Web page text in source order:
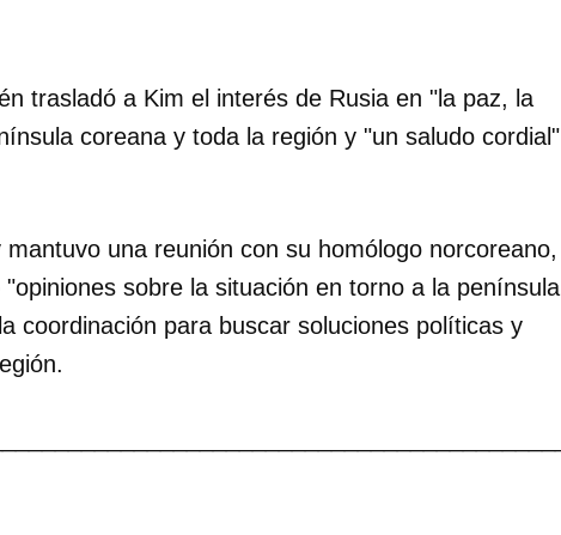
trasladó a Kim el interés de Rusia en "la paz, la
coreana y toda la región y "un saludo cordial"
una reunión con su homólogo norcoreano,
sobre la situación en torno a la península
coordinación para buscar soluciones políticas y